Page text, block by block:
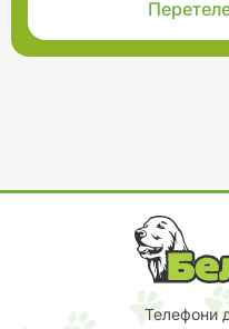
Телефони